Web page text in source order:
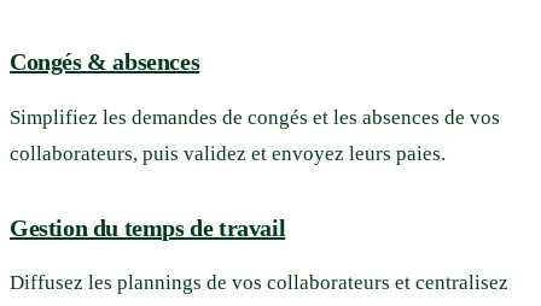
Congés & absences
Simplifiez les demandes de congés et les absences de vos
collaborateurs, puis validez et envoyez leurs paies.
Gestion du temps de travail
Diffusez les plannings de vos collaborateurs et centralisez